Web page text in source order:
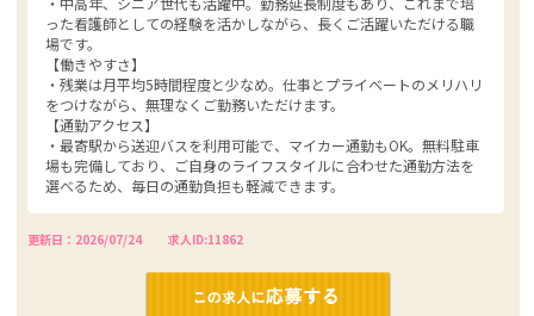
った看護師としての経験を活かしながら、長くご活躍いただける職
場です。
【働きやすさ】
・残業は月平均5時間程度と少なめ。仕事とプライベートのメリハリ
をつけながら、無理なくご勤務いただけます。
【通勤アクセス】
・最寄駅から送迎バスを利用可能で、マイカー通勤もOK。無料駐車
場も完備しており、ご自身のライフスタイルに合わせた通勤方法を
選べるため、毎日の通勤負担も軽減できます。
更新日：2026/07/24 求人ID:11862